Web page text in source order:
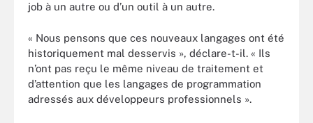
job à un autre ou d’un outil à un autre.
« Nous pensons que ces nouveaux langages ont été
historiquement mal desservis », déclare-t-il. « Ils
n’ont pas reçu le même niveau de traitement et
d’attention que les langages de programmation
adressés aux développeurs professionnels ».